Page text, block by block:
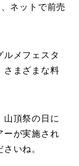
ネットで前売
ルメフェスタ
さまざまな料
山頂祭の日に
ーが実施され
いね。